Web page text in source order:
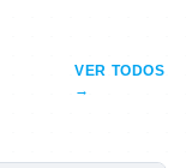
VER TODOS
→